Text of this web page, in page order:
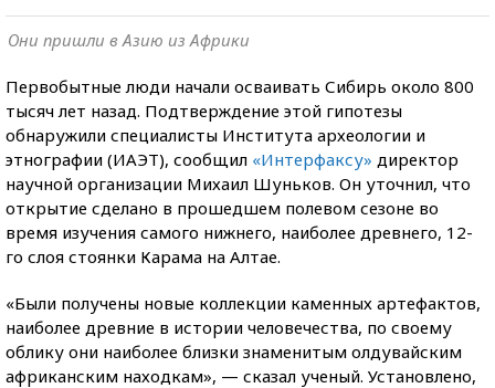
Они пришли в Азию из Африки
Первобытные люди начали осваивать Сибирь около 800
тысяч лет назад. Подтверждение этой гипотезы
обнаружили специалисты Института археологии и
этнографии (ИАЭТ), сообщил «Интерфаксу» директор
научной организации Михаил Шуньков. Он уточнил, что
открытие сделано в прошедшем полевом сезоне во
время изучения самого нижнего, наиболее древнего, 12-
го слоя стоянки Карама на Алтае.
«Были получены новые коллекции каменных артефактов,
наиболее древние в истории человечества, по своему
облику они наиболее близки знаменитым олдувайским
африканским находкам», — сказал ученый. Установлено,